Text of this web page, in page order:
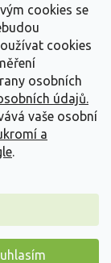
cookies se
cookies
osobních
údajů.
vaše osobní
a
.
. Všechna práva